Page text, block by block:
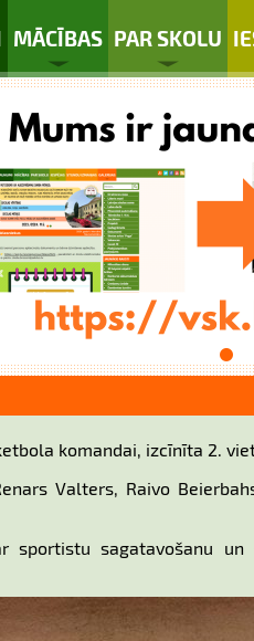
MĀCĪBAS PAR SKOLU
komandai, izcīnīta 2.
Valters, Raivo
sportistu sagatavošanu